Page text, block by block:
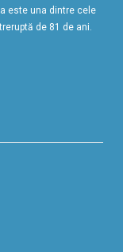
este una dintre cele
de 81 de ani.